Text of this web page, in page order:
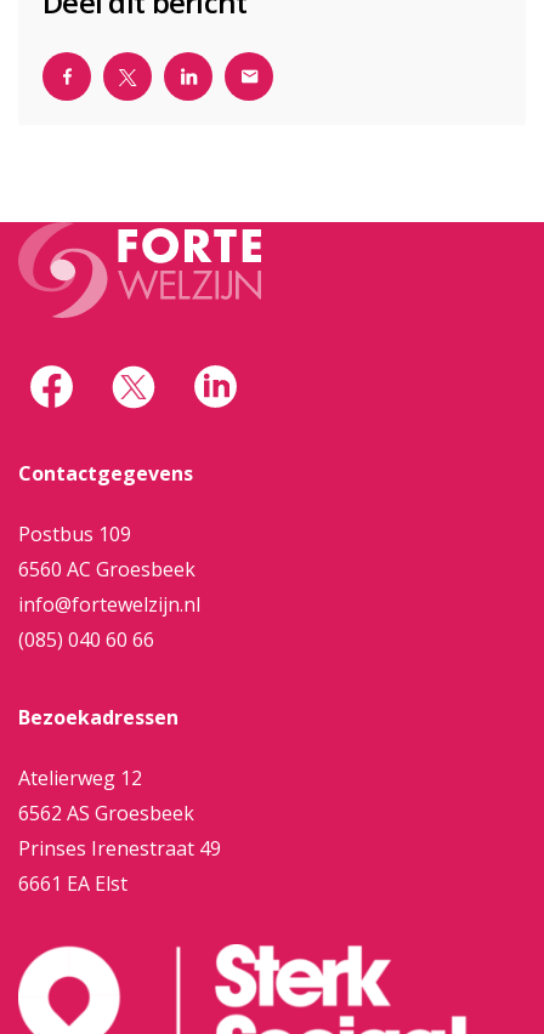
Contactgegevens
Postbus 109
6560 AC Groesbeek
info@fortewelzijn.nl
(085) 040 60 66
Bezoekadressen
Atelierweg 12
6562 AS Groesbeek
Prinses Irenestraat 49
6661 EA Elst